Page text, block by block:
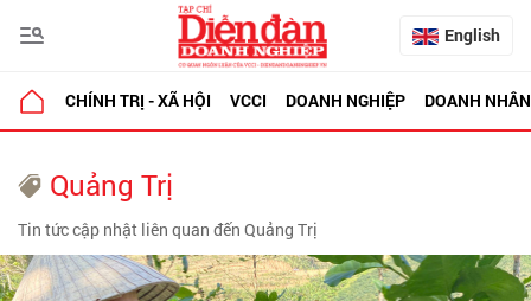
English
CHÍNH TRỊ - XÃ HỘI VCCI DOANH NGHIỆP DOANH NHÂN
Quảng Trị
Tin tức cập nhật liên quan đến Quảng Trị